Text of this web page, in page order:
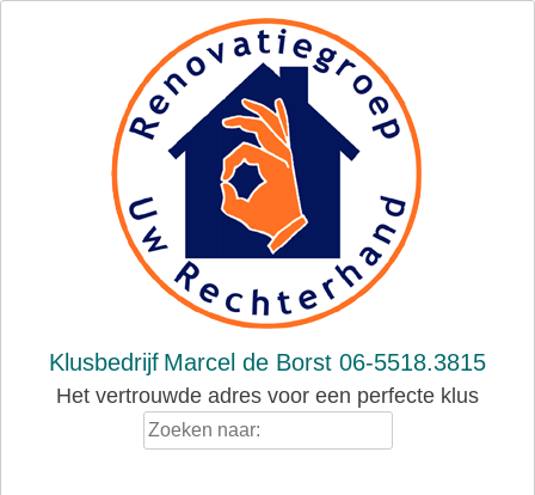
Klusbedrijf Marcel de Borst 06-5518.3815
Het vertrouwde adres voor een perfecte klus